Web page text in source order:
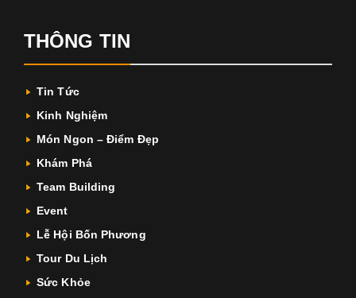
THÔNG TIN
Tin Tức
Kinh Nghiệm
Món Ngon – Điểm Đẹp
Khám Phá
Team Building
Event
Lễ Hội Bốn Phương
Tour Du Lịch
Sức Khỏe